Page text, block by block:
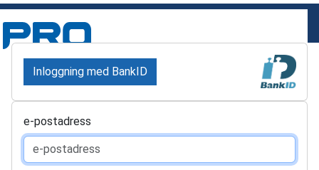
Inloggning med BankID
e-postadress